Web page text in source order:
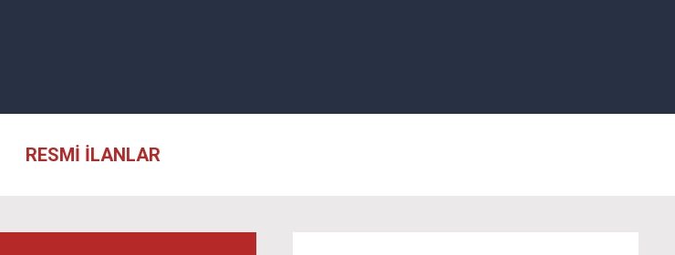
RESMİ İLANLAR